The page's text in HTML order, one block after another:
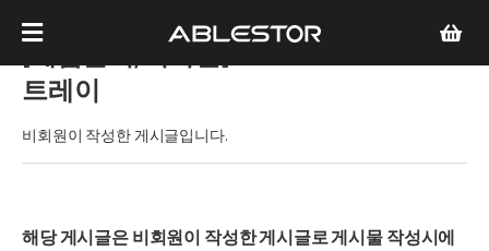
트레이
비회원이 작성한 게시글입니다.
해당 게시글은 비회원이 작성한 게시글로 게시물 작성시에